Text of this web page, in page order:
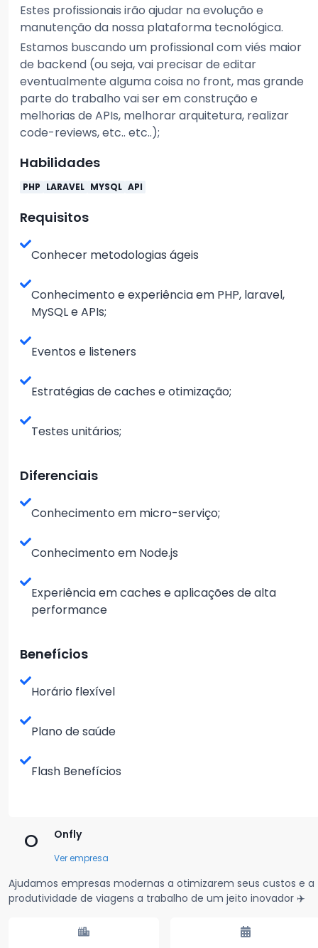
Estes profissionais irão ajudar na evolução e
manutenção da nossa plataforma tecnológica.
Estamos buscando um profissional com viés maior
de backend (ou seja, vai precisar de editar
eventualmente alguma coisa no front, mas grande
parte do trabalho vai ser em construção e
melhorias de APIs, melhorar arquitetura, realizar
code-reviews, etc.. etc..);
Habilidades
PHP LARAVEL MYSQL API
Requisitos
Conhecer metodologias ágeis
Conhecimento e experiência em PHP, laravel,
MySQL e APIs;
Eventos e listeners
Estratégias de caches e otimização;
Testes unitários;
Diferenciais
Conhecimento em micro-serviço;
Conhecimento em Node.js
Experiência em caches e aplicações de alta
performance
Benefícios
Horário flexível
Plano de saúde
Flash Benefícios
O Onfly
Ver empresa
Ajudamos empresas modernas a otimizarem seus custos e a
produtividade de viagens a trabalho de um jeito inovador ✈️